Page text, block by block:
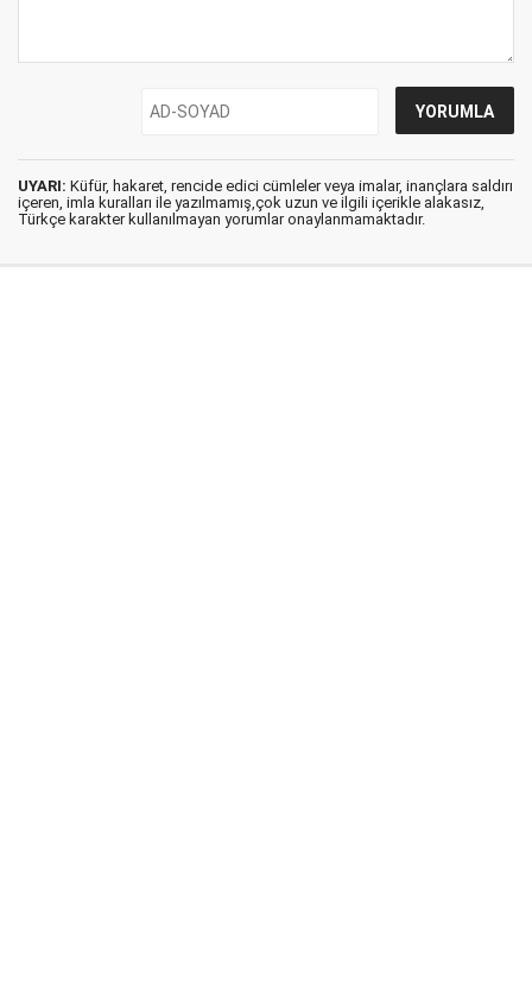
UYARI: Küfür, hakaret, rencide edici cümleler veya imalar, inançlara saldırı
içeren, imla kuralları ile yazılmamış,çok uzun ve ilgili içerikle alakasız,
Türkçe karakter kullanılmayan yorumlar onaylanmamaktadır.